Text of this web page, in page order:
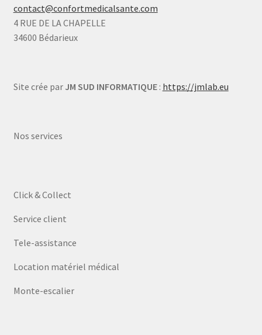
contact@confortmedicalsante.com
4 RUE DE LA CHAPELLE
34600 Bédarieux
Site crée par JM SUD INFORMATIQUE: https://jmlab.eu
Nos services
Click & Collect
Service client
Tele-assistance
Location matériel médical
Monte-escalier